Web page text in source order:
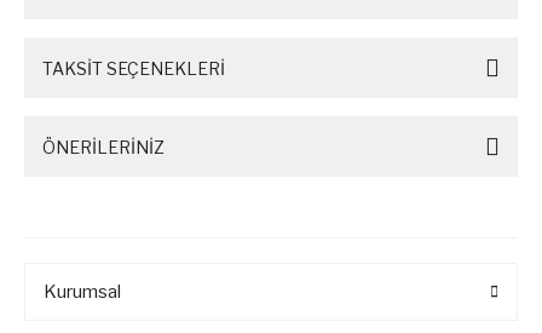
TAKSİT SEÇENEKLERİ
ÖNERİLERİNİZ
Kurumsal